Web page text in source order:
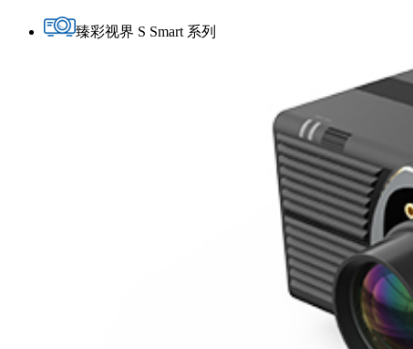
臻彩视界 S Smart 系列